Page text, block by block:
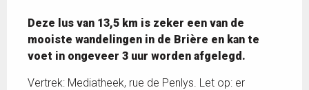
Deze lus van 13,5 km is zeker een van de
mooiste wandelingen in de Brière en kan te
voet in ongeveer 3 uur worden afgelegd.
Vertrek: Mediatheek, rue de Penlys. Let op: er